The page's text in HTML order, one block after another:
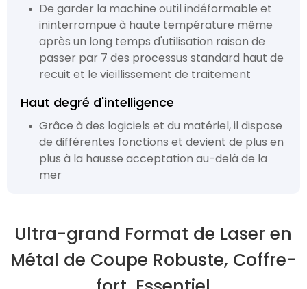
De garder la machine outil indéformable et
ininterrompue à haute température même
après un long temps d'utilisation raison de
passer par 7 des processus standard haut de
recuit et le vieillissement de traitement
Haut degré d'intelligence
Grâce à des logiciels et du matériel, il dispose
de différentes fonctions et devient de plus en
plus à la hausse acceptation au-delà de la
mer
Ultra-grand Format de Laser en
Métal de Coupe Robuste, Coffre-